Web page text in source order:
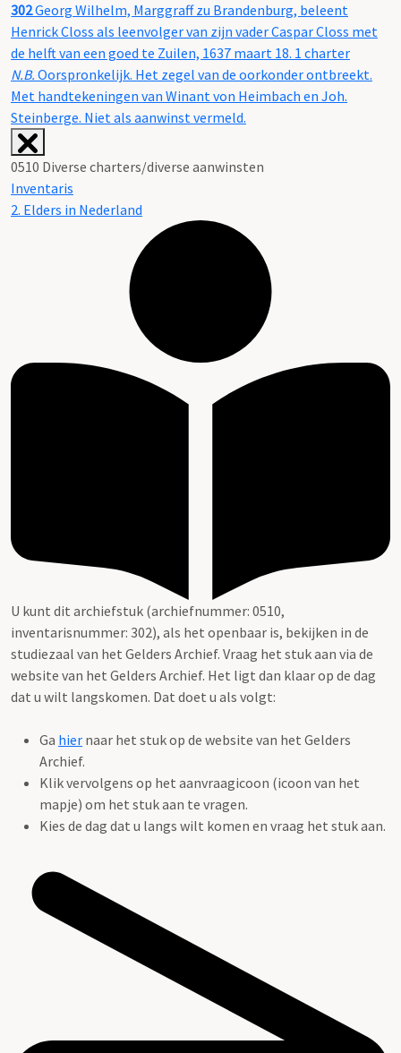
302Georg Wilhelm, Marggraff zu Brandenburg, beleent
Henrick Closs als leenvolger van zijn vader Caspar Closs met
de helft van een goed te Zuilen, 1637 maart 18. 1 charter
N.B. Oorspronkelijk. Het zegel van de oorkonder ontbreekt.
Met handtekeningen van Winant von Heimbach en Joh.
Steinberge. Niet als aanwinst vermeld.
0510 Diverse charters/diverse aanwinsten
Inventaris
2. Elders in Nederland
U kunt dit archiefstuk (archiefnummer: 0510,
inventarisnummer: 302), als het openbaar is, bekijken in de
studiezaal van het Gelders Archief. Vraag het stuk aan via de
website van het Gelders Archief. Het ligt dan klaar op de dag
dat u wilt langskomen. Dat doet u als volgt:
Ga hier naar het stuk op de website van het Gelders
Archief.
Klik vervolgens op het aanvraagicoon (icoon van het
mapje) om het stuk aan te vragen.
Kies de dag dat u langs wilt komen en vraag het stuk aan.